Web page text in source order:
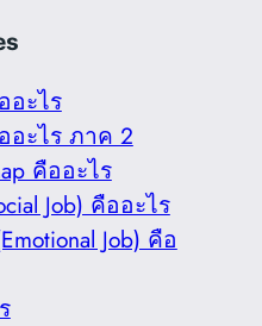
อะไร
อะไร ภาค 2
คืออะไร
Job) คืออะไร
Job) คือ